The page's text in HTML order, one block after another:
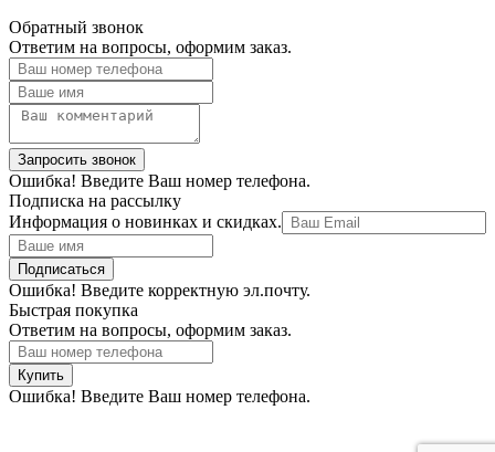
Обратный звонок
Ответим на вопросы, оформим заказ.
Ошибка! Введите Ваш номер телефона.
Подписка на рассылку
Информация о новинках и скидках.
Ошибка! Введите корректную эл.почту.
Быстрая покупка
Ответим на вопросы, оформим заказ.
Ошибка! Введите Ваш номер телефона.